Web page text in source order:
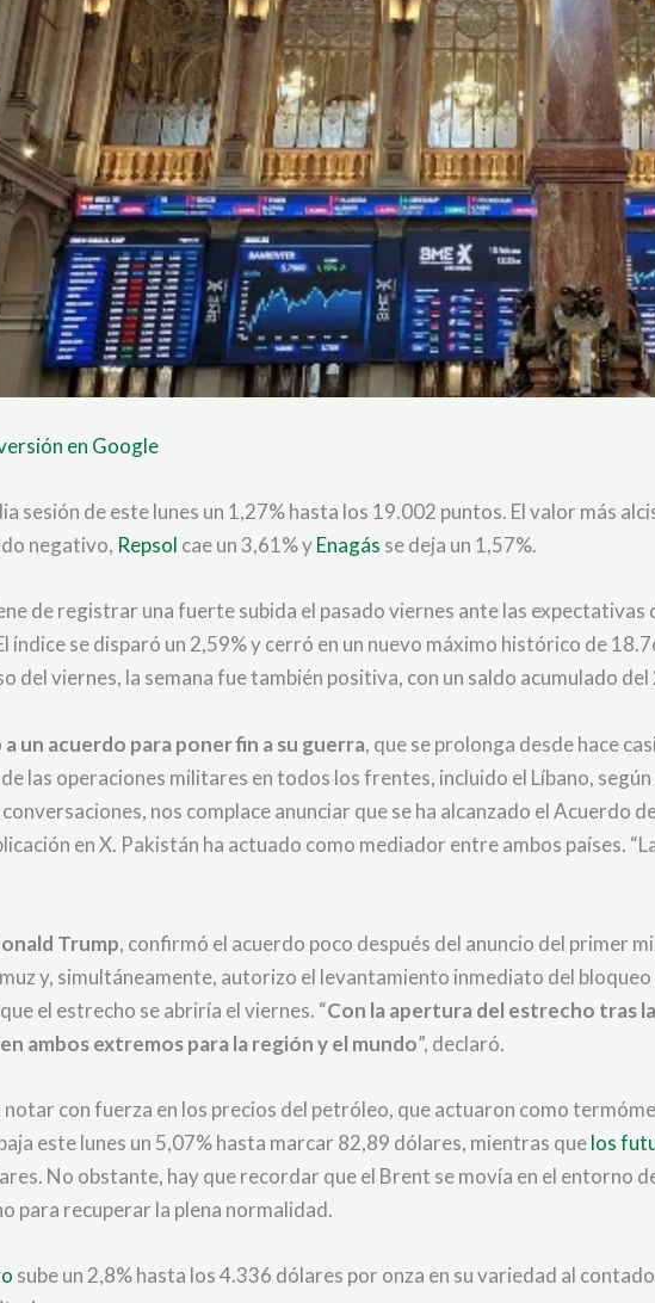
en Google
sesión de este lunes un 1,27% hasta los 19.002 puntos. El valor más
negativo, Repsol cae un 3,61% yEnagás se deja un 1,57%.
de registrar una fuerte subida el pasado viernes ante las expectativas
índice se disparó un 2,59% y cerró en un nuevo máximo histórico de
del viernes, la semana fue también positiva, con un saldo acumulado del
a un acuerdo para poner fin a su guerra, que se prolonga desde hace
las operaciones militares en todos los frentes, incluido el Líbano,
nos complace anunciar que se ha alcanzado el Acuerdo
en X. Pakistán ha actuado como mediador entre ambos países.
Trump, confirmó el acuerdo poco después del anuncio del primer
y, simultáneamente, autorizo el levantamiento inmediato del
el estrecho se abriría el viernes. “Con la apertura del estrecho tras
ambos extremos para la región y el mundo”, declaró.
notar con fuerza en los precios del petróleo, que actuaron como
este lunes un 5,07% hasta marcar 82,89 dólares, mientras quelos
No obstante, hay que recordar que el Brent se movía en el entorno
para recuperar la plena normalidad.
sube un 2,8% hasta los 4.336 dólares por onza en su variedad al